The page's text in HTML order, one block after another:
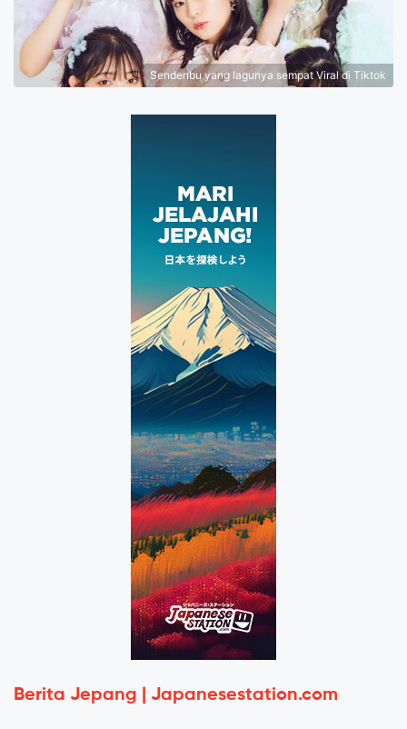
Sendenbu yang lagunya sempat Viral di Tiktok
Berita Jepang | Japanesestation.com